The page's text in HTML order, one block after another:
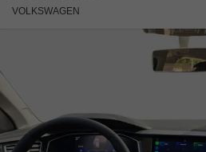
VOLKSWAGEN